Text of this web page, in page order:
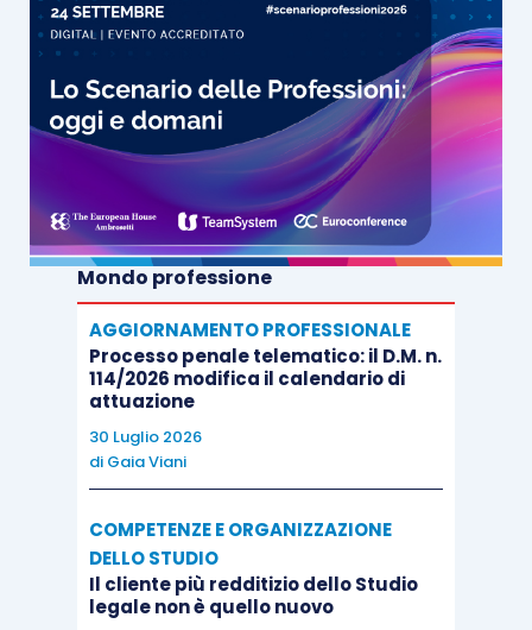
Mondo professione
AGGIORNAMENTO PROFESSIONALE
Processo penale telematico: il D.M. n.
114/2026 modifica il calendario di
attuazione
30 Luglio 2026
di Gaia Viani
COMPETENZE E ORGANIZZAZIONE
DELLO STUDIO
Il cliente più redditizio dello Studio
legale non è quello nuovo